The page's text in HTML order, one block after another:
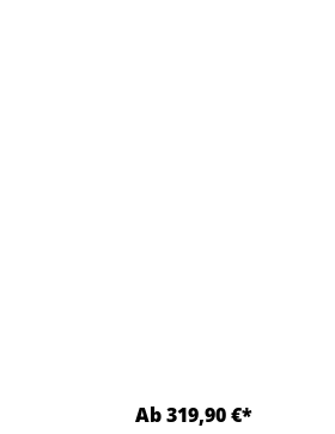
Ab 319,90 €*